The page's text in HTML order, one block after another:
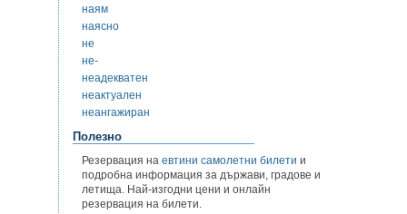
наям
наясно
не
не-
неадекватен
неактуален
неангажиран
Полезно
Резервация на евтини самолетни билети и
подробна информация за държави, градове и
летища. Най-изгодни цени и онлайн
резервация на билети.